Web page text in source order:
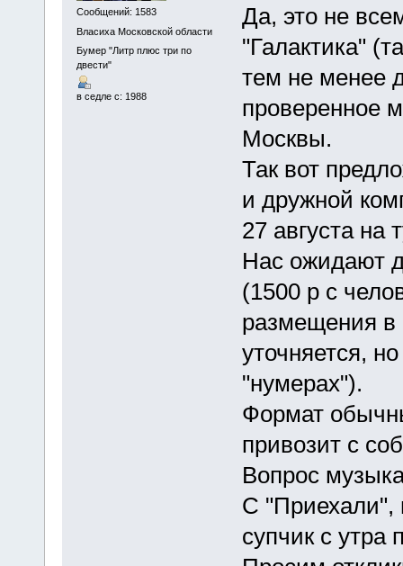
Сообщений: 1583
Власиха Московской области
Бумер "Литр плюс три по
двести"
в седле с: 1988
Да, это не
"Галактика"
тем не менее
проверенное
Москвы.
Так вот
и дружной
27 августа на
Нас ожидают
(1500 р с
размещения в
уточняется,
"нумерах").
Формат
привозит с
Вопрос
С "Приехали",
супчик с утра